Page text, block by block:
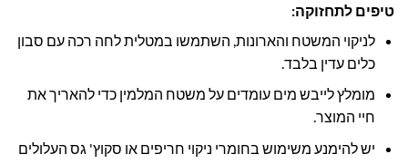
טיפים לתחזוקה:
לניקוי המשטח והארונות, השתמשו במטלית לחה רכה עם סבון
כלים עדין בלבד.
מומלץ לייבש מים עומדים על משטח המלמין כדי להאריך את
חיי המוצר.
יש להימנע משימוש בחומרי ניקוי חריפים או סקוץ' גס העלולים